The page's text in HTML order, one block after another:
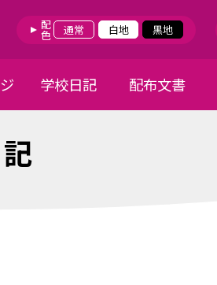
配色 通常 白地 黒地
学校日記 配布文書